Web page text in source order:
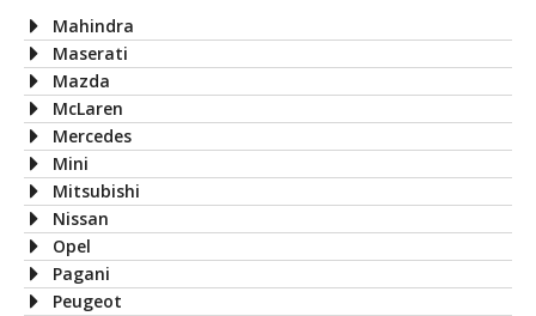
Mahindra
Maserati
Mazda
McLaren
Mercedes
Mini
Mitsubishi
Nissan
Opel
Pagani
Peugeot